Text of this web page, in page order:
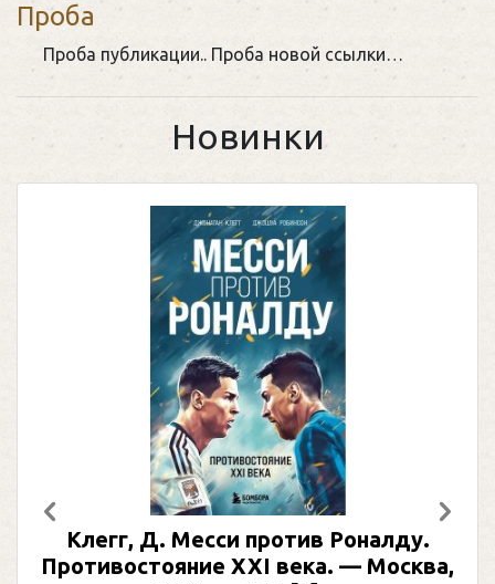
Проба
Проба публикации.. Проба новой ссылки…
Новинки
Клегг, Д. Месси против Роналду.
Противостояние XXI века. — Москва,
Предыдущий